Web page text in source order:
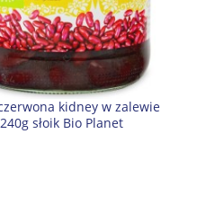
kidney w zalewie
słoik Bio Planet